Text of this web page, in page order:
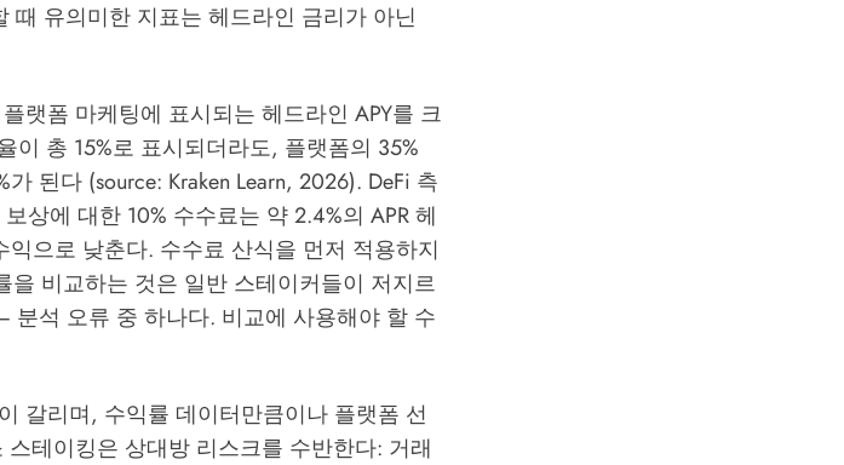
유의미한 지표는 헤드라인 금리가 아닌
랫폼 마케팅에 표시되는 헤드라인 APY를 크
이 총 15%로 표시되더라도, 플랫폼의 35%
된다 (source: Kraken Learn, 2026). DeFi 측
상에 대한 10% 수수료는 약 2.4%의 APR 헤
으로 낮춘다. 수수료 산식을 먼저 적용하지
비교하는 것은 일반 스테이커들이 저지르
석 오류 중 하나다. 비교에 사용해야 할 수
갈리며, 수익률 데이터만큼이나 플랫폼 선
테이킹은 상대방 리스크를 수반한다: 거래